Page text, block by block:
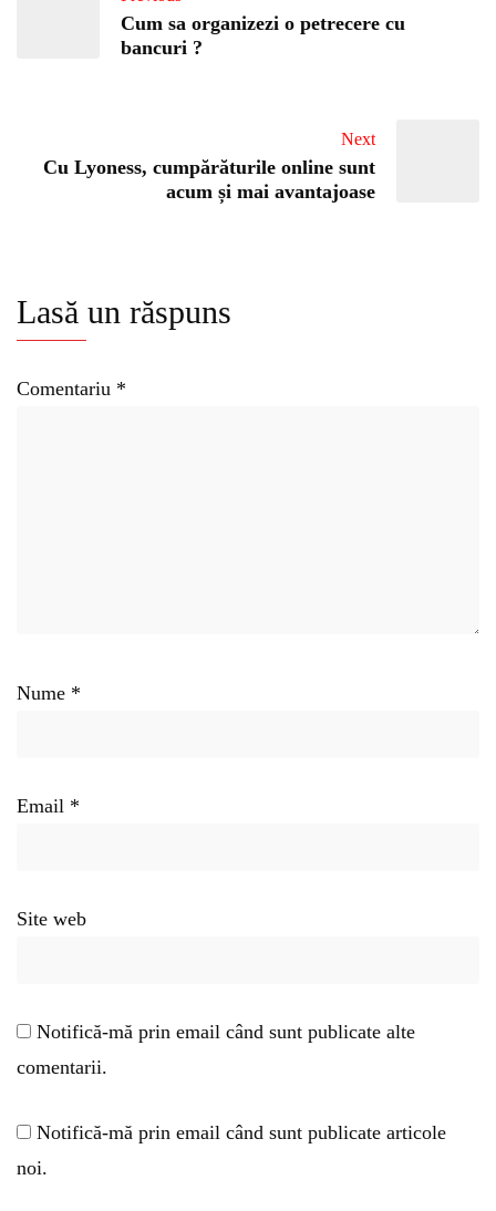
Cum sa organizezi o petrecere cu
bancuri ?
Next
Cu Lyoness, cumpărăturile online sunt
acum și mai avantajoase
Lasă un răspuns
Comentariu *
Nume *
Email *
Site web
Notifică-mă prin email când sunt publicate alte
comentarii.
Notifică-mă prin email când sunt publicate articole
noi.